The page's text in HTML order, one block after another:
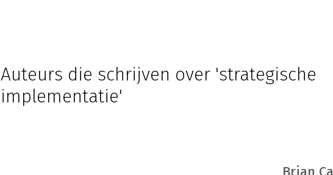
Auteurs die schrijven over 'strategische
implementatie'
Brian